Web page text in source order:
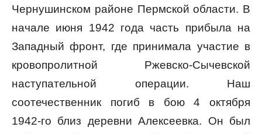
Чернушинском районе Пермской области. В
начале июня 1942 года часть прибыла на
Западный фронт, где принимала участие в
кровопролитной Ржевско-Сычевской
наступательной операции. Наш
соотечественник погиб в бою 4 октября
1942-го близ деревни Алексеевка. Он был